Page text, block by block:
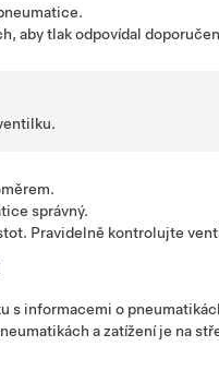
aby tlak odpovídal
správný.
Pravidelně kontrolujte
s informacemi o
a zatížení je na